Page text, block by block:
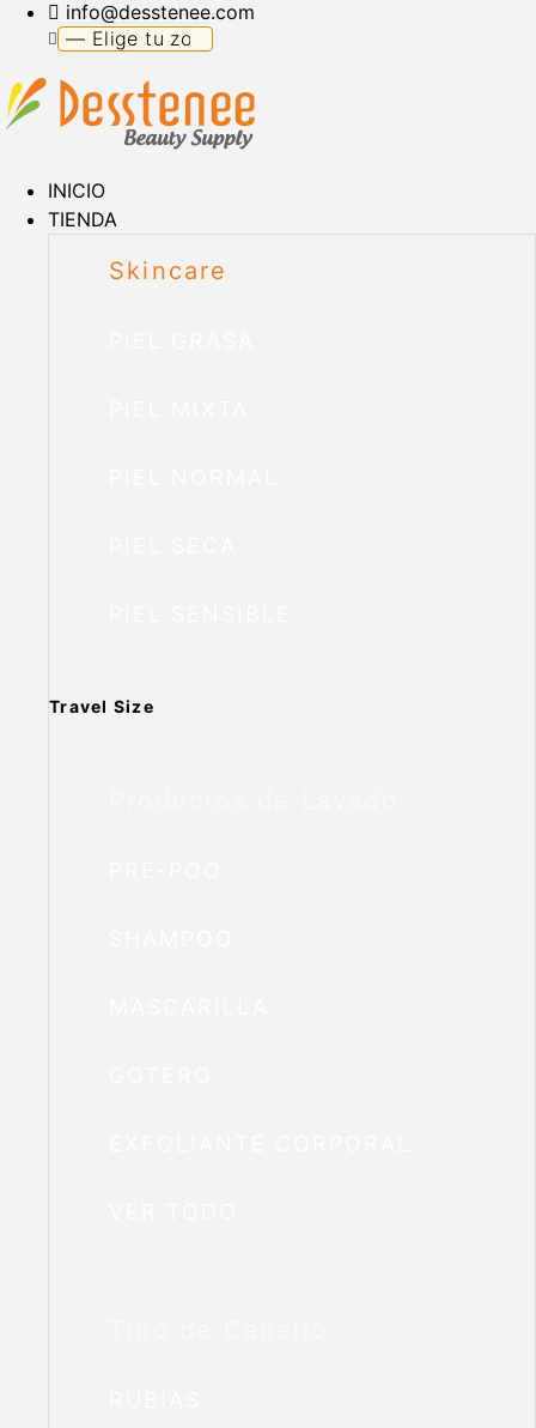
info@desstenee.com
INICIO
TIENDA
Skincare
Travel Size